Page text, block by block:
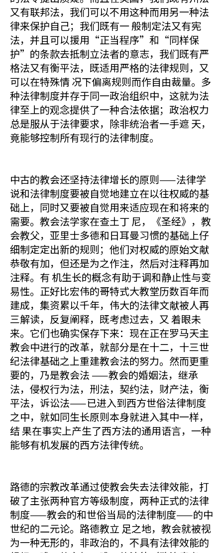
又有联邦法，我们可以不用这种而用另一种法
律来保护自己；我们既有一 般制定法又有宪
法，并且可以援用“正当程序”和“同样保
护”的条款去抵制立法者的意志，我们既有严
格法又有衡平法，既适用严格的法律规则，又
可以在特殊情 况下偏离规则而作自由裁量。多
种法律制度并存于同一政治组织中，这就为法
律至上的观念提供了一种合法依据；政治权力
总是服从于法律要求，除非统治者一手遮 天，
竟能够控制所有现行的法律制度。
中古的教会还坚持法律增长的原则——法律学
说和法律制度要被自觉地建立在以往权威的基
础上，同时又要被自觉用来适应现在和将来的
需要。教会法学家在查土丁 尼，《圣经》，教
会教父，亚里士多德和日耳曼习惯的基础上仔
细制定定出新的规则；他们对权威的原始文献
恭敬有加，但还是为之作注，然后对注释再加
注释。有 机生长的概念有助于调和静止性与变
易性。正好比宏伟的哥特式大教堂历数百年而
建成，集资累以千年，伟大的法律文献被人再
三解读，反复阐释，既考虑过去，又 着眼未
来。它们也确实保存下来：现在正在罗马天主
教会中进行的改革，就部分是在十二，十三世
纪法律基础之上重建教会法的努力。然而更重
要的，乃是教会法 ——教会的婚姻法，继承
法，侵权行为法，刑法，契约法，财产法，衡
平法，诉讼法——已进入到西方世俗法律制度
之中，就如同生长原则本身就进入其中一样，
结 果在事实上产生了西方法的通用语言，一种
能够有机发展的西方法律传统。
路德的宗教改革通过使教会失去法律效能，打
破了主张两种官方等级制度，两种正式的法律
制度——教会的和世俗当局的法律制度——的中
世纪的二元论。路德教立 足之地，教会就被视
为一种无形的，非政治的，不具有法律效能的